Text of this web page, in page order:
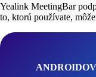
Yealink MeetingBar
to, ktorú používate,